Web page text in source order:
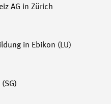
AG in Zürich
in Ebikon (LU)